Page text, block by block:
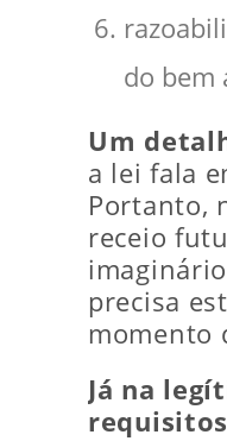
do bem
Um
a lei fala
Portanto,
receio
precisa
momento
Já na